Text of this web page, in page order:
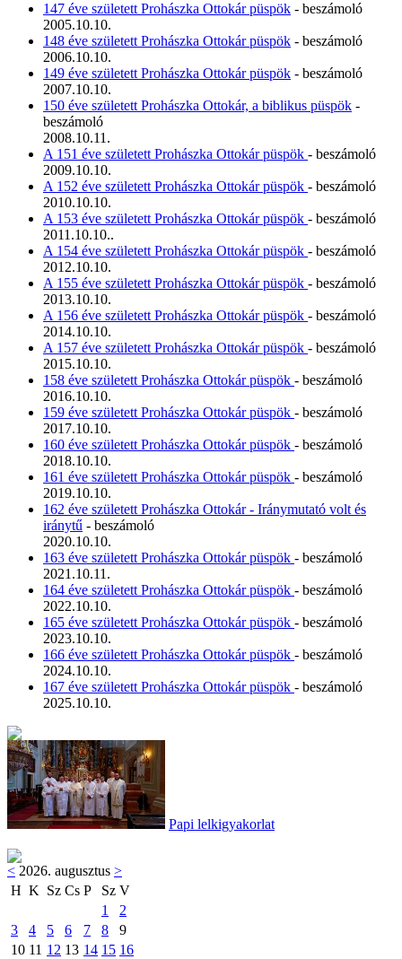
147 éve született Prohászka Ottokár püspök - beszámoló
2005.10.10.
148 éve született Prohászka Ottokár püspök - beszámoló
2006.10.10.
149 éve született Prohászka Ottokár püspök - beszámoló
2007.10.10.
150 éve született Prohászka Ottokár, a biblikus püspök -
beszámoló
2008.10.11.
A 151 éve született Prohászka Ottokár püspök - beszámoló
2009.10.10.
A 152 éve született Prohászka Ottokár püspök - beszámoló
2010.10.10.
A 153 éve született Prohászka Ottokár püspök - beszámoló
2011.10.10..
A 154 éve született Prohászka Ottokár püspök - beszámoló
2012.10.10.
A 155 éve született Prohászka Ottokár püspök - beszámoló
2013.10.10.
A 156 éve született Prohászka Ottokár püspök - beszámoló
2014.10.10.
A 157 éve született Prohászka Ottokár püspök - beszámoló
2015.10.10.
158 éve született Prohászka Ottokár püspök - beszámoló
2016.10.10.
159 éve született Prohászka Ottokár püspök - beszámoló
2017.10.10.
160 éve született Prohászka Ottokár püspök - beszámoló
2018.10.10.
161 éve született Prohászka Ottokár püspök - beszámoló
2019.10.10.
162 éve született Prohászka Ottokár - Iránymutató volt és
iránytű - beszámoló
2020.10.10.
163 éve született Prohászka Ottokár püspök - beszámoló
2021.10.11.
164 éve született Prohászka Ottokár püspök - beszámoló
2022.10.10.
165 éve született Prohászka Ottokár püspök - beszámoló
2023.10.10.
166 éve született Prohászka Ottokár püspök - beszámoló
2024.10.10.
167 éve született Prohászka Ottokár püspök - beszámoló
2025.10.10.
Papi lelkigyakorlat
< 2026. augusztus >
H K Sz Cs P Sz V
1
2
3
4 5 6 7 8
9
10 11 12 13 14 15 16